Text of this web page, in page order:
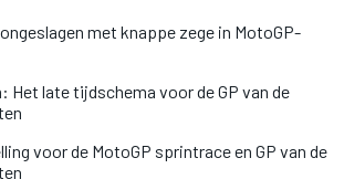
met knappe zege in MotoGP-
Het late tijdschema voor de GP van de
voor de MotoGP sprintrace en GP van de